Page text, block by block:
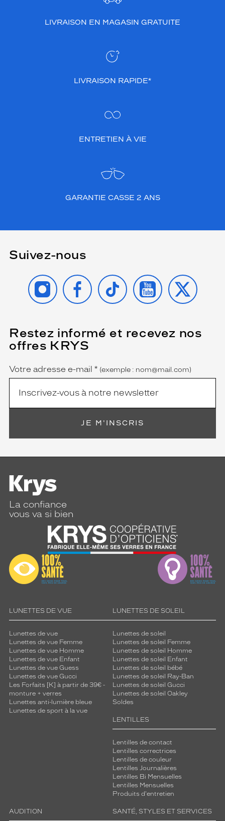
LIVRAISON EN MAGASIN GRATUITE
LIVRAISON RAPIDE*
ENTRETIEN À VIE
GARANTIE CASSE 2 ANS
Suivez-nous
INSTAGRAMFACEBOOK
TIKTOK YOUTUBE
X
Restez informé et recevez nos
offres KRYS
Name
Votre adresse e-mail *
(Ce
champ
est
obligatoire)
(exemple : nom@mail.com)
JE M'INSCRIS
La confiance
vous va si bien
LUNETTES DE VUE
Lunettes de vue
Lunettes de vue Femme
Lunettes de vue Homme
Lunettes de vue Enfant
Lunettes de vue Guess
Lunettes de vue Gucci
Les Forfaits [K] à partir de 39€ -
monture + verres
Lunettes anti-lumière bleue
Lunettes de sport à la vue
LUNETTES DE SOLEIL
Lunettes de soleil
Lunettes de soleil Femme
Lunettes de soleil Homme
Lunettes de soleil Enfant
Lunettes de soleil bébé
Lunettes de soleil Ray-Ban
Lunettes de soleil Gucci
Lunettes de soleil Oakley
Soldes
LENTILLES
Lentilles de contact
Lentilles correctrices
Lentilles de couleur
Lentilles Journalières
Lentilles Bi Mensuelles
Lentilles Mensuelles
Produits d'entretien
AUDITION SANTÉ, STYLES ET SERVICES